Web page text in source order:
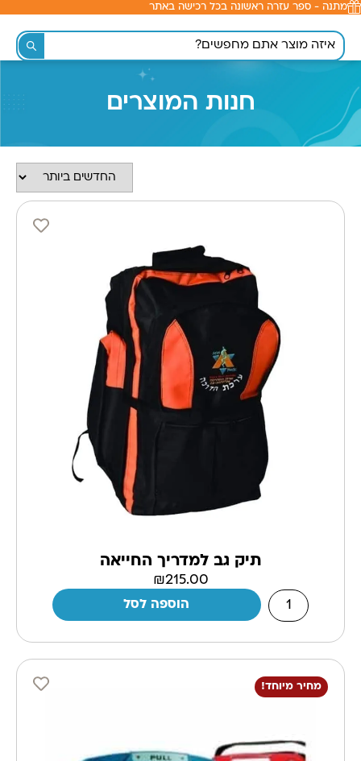
לתוכן
מתנה - ספר עזרה ראשונה בכל רכישה באתר
חנות המוצרים
תיק גב למדריך החייאה
₪215.00
הוספה לסל
מחיר מיוחד!